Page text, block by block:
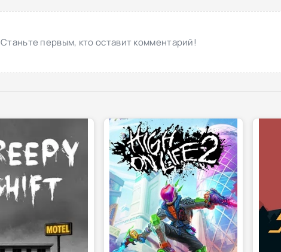
Станьте первым, кто оставит комментарий!